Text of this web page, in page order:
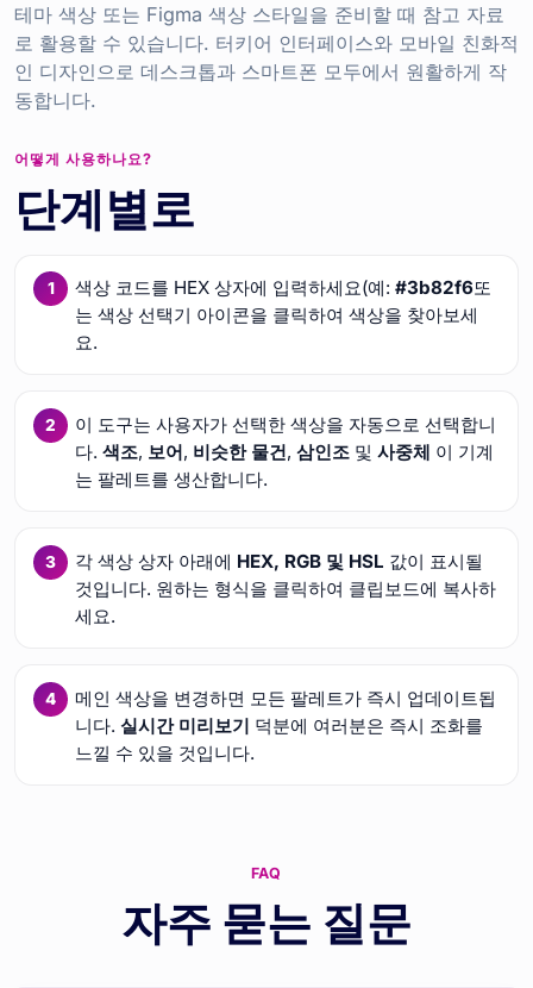
테마 색상 또는 Figma 색상 스타일을 준비할 때 참고 자료
로 활용할 수 있습니다. 터키어 인터페이스와 모바일 친화적
인 디자인으로 데스크톱과 스마트폰 모두에서 원활하게 작
동합니다.
어떻게 사용하나요?
단계별로
색상 코드를 HEX 상자에 입력하세요(예: #3b82f6또
는 색상 선택기 아이콘을 클릭하여 색상을 찾아보세
요.
이 도구는 사용자가 선택한 색상을 자동으로 선택합니
다. 색조, 보어, 비슷한 물건, 삼인조및 사중체 이 기계
는 팔레트를 생산합니다.
각 색상 상자 아래에 HEX, RGB 및 HSL 값이 표시될
것입니다. 원하는 형식을 클릭하여 클립보드에 복사하
세요.
메인 색상을 변경하면 모든 팔레트가 즉시 업데이트됩
니다. 실시간 미리보기 덕분에 여러분은 즉시 조화를
느낄 수 있을 것입니다.
FAQ
자주 묻는 질문